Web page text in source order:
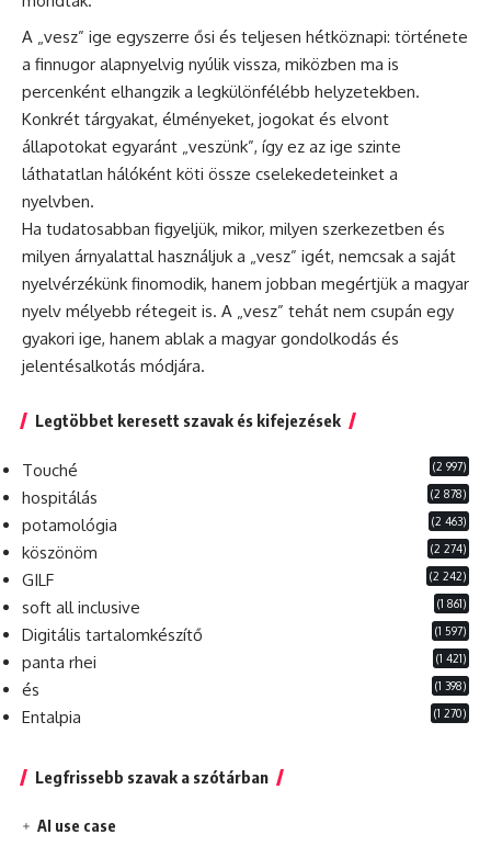
A „vesz” ige egyszerre ősi és teljesen hétköznapi: története
a finnugor alapnyelvig nyúlik vissza, miközben ma is
percenként elhangzik a legkülönfélébb helyzetekben.
Konkrét tárgyakat, élményeket, jogokat és elvont
állapotokat egyaránt „veszünk”, így ez az ige szinte
láthatatlan hálóként köti össze cselekedeteinket a
nyelvben.
Ha tudatosabban figyeljük, mikor, milyen szerkezetben és
milyen árnyalattal használjuk a „vesz” igét, nemcsak a saját
nyelvérzékünk finomodik, hanem jobban megértjük a magyar
nyelv mélyebb rétegeit is. A „vesz” tehát nem csupán egy
gyakori ige, hanem ablak a magyar gondolkodás és
jelentésalkotás módjára.
Legtöbbet keresett szavak és kifejezések
Touché (2 997)
hospitálás (2 878)
potamológia (2 463)
köszönöm (2 274)
GILF (2 242)
soft all inclusive (1 861)
Digitális tartalomkészítő (1 597)
panta rhei (1 421)
és (1 398)
Entalpia (1 270)
Legfrissebb szavak a szótárban
AI use case